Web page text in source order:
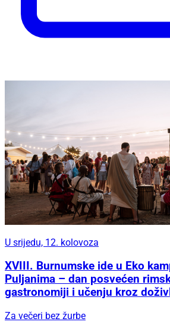
U srijedu, 12. kolovoza
XVIII. Burnumske ide u Eko
Puljanima – dan posvećen
gastronomiji i učenju kroz
Za večeri bez žurbe